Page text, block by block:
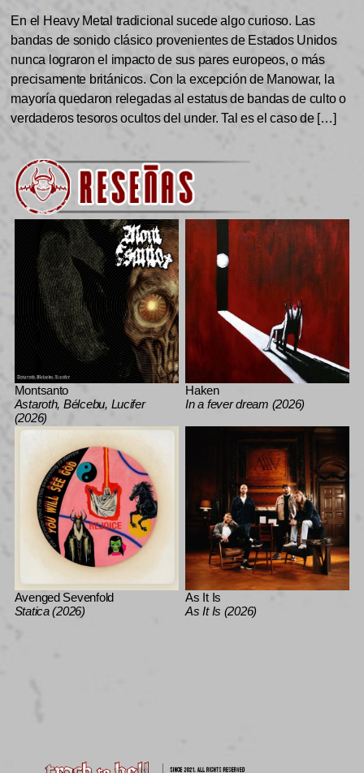
En el Heavy Metal tradicional sucede algo curioso. Las
bandas de sonido clásico provenientes de Estados Unidos
nunca lograron el impacto de sus pares europeos, o más
precisamente británicos. Con la excepción de Manowar, la
mayoría quedaron relegadas al estatus de bandas de culto o
verdaderos tesoros ocultos del under. Tal es el caso de […]
Montsanto
Astaroth, Bélcebu, Lucifer
(2026)
Haken
In a fever dream (2026)
Avenged Sevenfold
Statica (2026)
As It Is
As It Is (2026)